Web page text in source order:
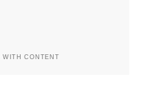
WITH CONTENT